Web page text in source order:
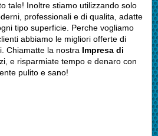
tale! Inoltre stiamo utilizzando solo
professionali e di qualita, adatte
tipo superficie. Perche vogliamo
abbiamo le migliori offerte di
Chiamatte la nostra Impresa di
e risparmiate tempo e denaro con
pulito e sano!